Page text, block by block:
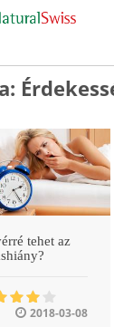
tehet az
2018-03-08